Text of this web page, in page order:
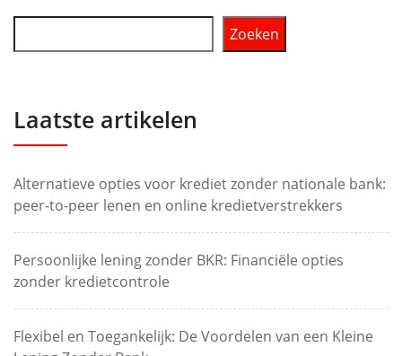
Zoeken
Laatste artikelen
Alternatieve opties voor krediet zonder nationale bank:
peer-to-peer lenen en online kredietverstrekkers
Persoonlijke lening zonder BKR: Financiële opties
zonder kredietcontrole
Flexibel en Toegankelijk: De Voordelen van een Kleine